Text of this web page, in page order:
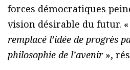
forces démocratiques
vision désirable du futur. «
remplacé l’idée de progrès
philosophie de l’avenir »,